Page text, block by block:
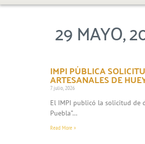
29 MAYO,
IMPI PÚBLICA
ARTESANALES DE
7 julio, 2026
El IMPI publicó la solicitud de
Puebla”…
Read More »